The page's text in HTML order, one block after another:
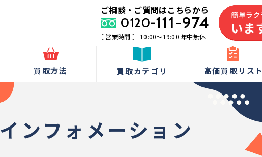
ご相談・ご質問はこちらから
0120-111-974
［ 営業時間 ］ 10:00〜19:00 年中無休
買取方法 買取カテゴリ 高価買取リスト
インフォメーション